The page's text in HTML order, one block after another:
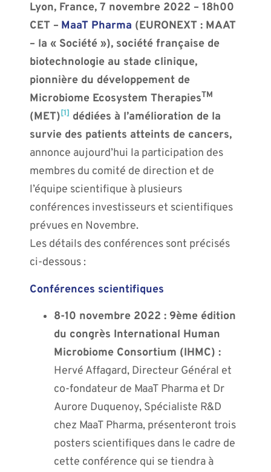
Lyon, France, 7 novembre 2022 – 18h00
CET – MaaT Pharma (EURONEXT : MAAT
– la « Société »), société française de
biotechnologie au stade clinique,
pionnière du développement de
Microbiome Ecosystem TherapiesTM
(MET)[1] dédiées à l’amélioration de la
survie des patients atteints de cancers,
annonce aujourd’hui la participation des
membres du comité de direction et de
l’équipe scientifique à plusieurs
conférences investisseurs et scientifiques
prévues en Novembre.
Les détails des conférences sont précisés
ci-dessous :
Conférences scientifiques
8-10 novembre 2022 : 9ème édition
du congrès International Human
Microbiome Consortium (IHMC) :
Hervé Affagard, Directeur Général et
co-fondateur de MaaT Pharma et Dr
Aurore Duquenoy, Spécialiste R&D
chez MaaT Pharma, présenteront trois
posters scientifiques dans le cadre de
cette conférence qui se tiendra à